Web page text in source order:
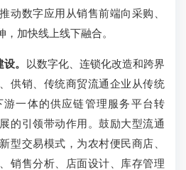
动数字应用从销售前端向采购、
加快线上线下融合。
。
以数字化、连锁化改造和跨界
供销、传统商贸流通企业从传统
一体的供应链管理服务平台转
的引领带动作用。鼓励大型流通
型交易模式，为农村便民商店、
销售分析、店面设计、库存管理